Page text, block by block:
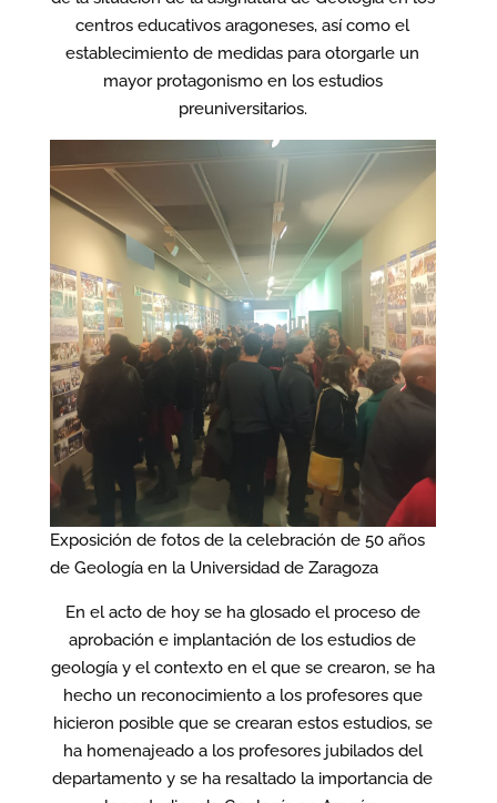
centros educativos aragoneses, así como el
establecimiento de medidas para otorgarle un
mayor protagonismo en los estudios
preuniversitarios.
Exposición de fotos de la celebración de 50 años
de Geología en la Universidad de Zaragoza
En el acto de hoy se ha glosado el proceso de
aprobación e implantación de los estudios de
geología y el contexto en el que se crearon, se ha
hecho un reconocimiento a los profesores que
hicieron posible que se crearan estos estudios, se
ha homenajeado a los profesores jubilados del
departamento y se ha resaltado la importancia de